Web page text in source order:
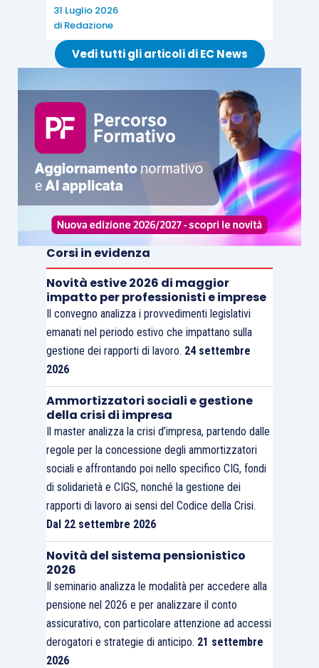
31 Luglio 2026
di Redazione
Vedi tutti gli articoli di EC News
Corsi in evidenza
Novità estive 2026 di maggior
impatto per professionisti e imprese
Il convegno analizza i provvedimenti legislativi
emanati nel periodo estivo che impattano sulla
gestione dei rapporti di lavoro. 24 settembre
2026
Ammortizzatori sociali e gestione
della crisi di impresa
Il master analizza la crisi d’impresa, partendo dalle
regole per la concessione degli ammortizzatori
sociali e affrontando poi nello specifico CIG, fondi
di solidarietà e CIGS, nonché la gestione dei
rapporti di lavoro ai sensi del Codice della Crisi.
Dal 22 settembre 2026
Novità del sistema pensionistico
2026
Il seminario analizza le modalità per accedere alla
pensione nel 2026 e per analizzare il conto
assicurativo, con particolare attenzione ad accessi
derogatori e strategie di anticipo. 21 settembre
2026